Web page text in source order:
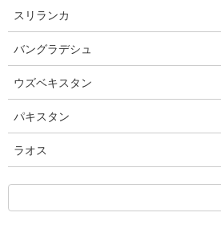
プ
動
公表しました
厚生労働省
厚生労働省｜「地域共
現に向けた研修（と
の教材等を公表しま
スリランカ
バングラデシュ
ウズベキスタン
パキスタン
ラオス